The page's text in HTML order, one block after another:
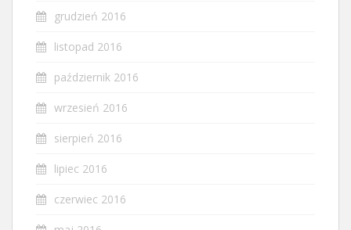
grudzień 2016
listopad 2016
październik 2016
wrzesień 2016
sierpień 2016
lipiec 2016
czerwiec 2016